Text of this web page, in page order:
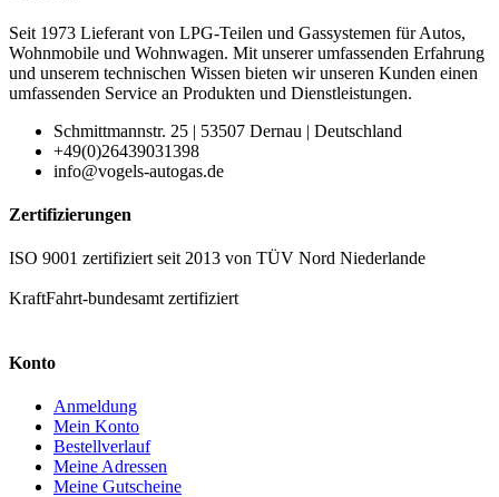
Seit 1973 Lieferant von LPG-Teilen und Gassystemen für Autos,
Wohnmobile und Wohnwagen. Mit unserer umfassenden Erfahrung
und unserem technischen Wissen bieten wir unseren Kunden einen
umfassenden Service an Produkten und Dienstleistungen.
Schmittmannstr. 25 | 53507 Dernau | Deutschland
+49(0)26439031398
info@vogels-autogas.de
Zertifizierungen
ISO 9001 zertifiziert seit 2013 von TÜV Nord Niederlande
KraftFahrt-bundesamt zertifiziert
Konto
Anmeldung
Mein Konto
Bestellverlauf
Meine Adressen
Meine Gutscheine